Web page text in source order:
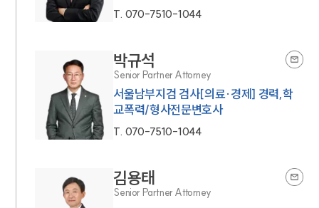
T. 070-7510-1044
박규석
Senior Partner Attorney
서울남부지검 검사[의료·경제] 경력,학
교폭력/형사전문변호사
T. 070-7510-1044
김용태
Senior Partner Attorney